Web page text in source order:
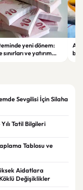
yeni dönem:
ve yatırım
Sevgilisi İçin Silaha
Tatil Bilgileri
Tablosu ve
Aidatlara
Değişiklikler